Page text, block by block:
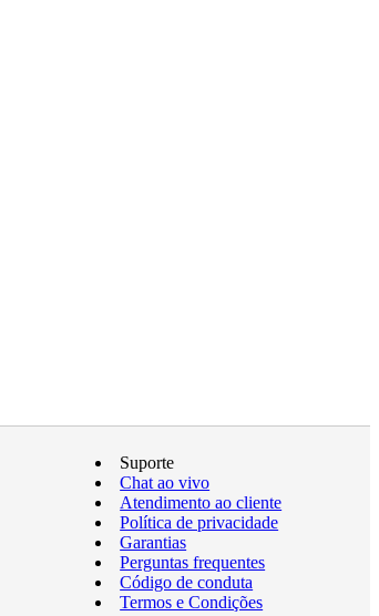
Suporte
Chat ao vivo
Atendimento ao cliente
Política de privacidade
Garantias
Perguntas frequentes
Código de conduta
Termos e Condições